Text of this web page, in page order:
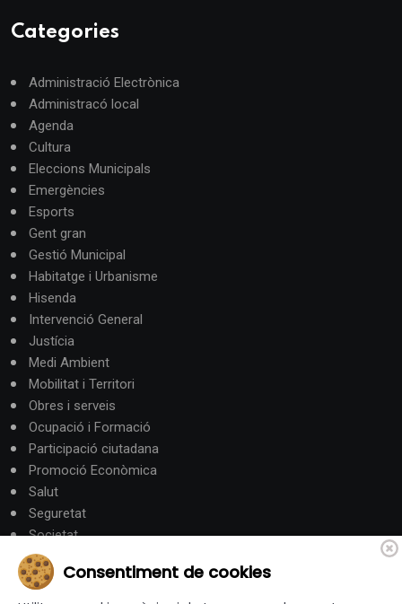
Categories
Administració Electrònica
Administracó local
Agenda
Cultura
Eleccions Municipals
Emergències
Esports
Gent gran
Gestió Municipal
Habitatge i Urbanisme
Hisenda
Intervenció General
Justícia
Medi Ambient
Mobilitat i Territori
Obres i serveis
Ocupació i Formació
Participació ciutadana
Promoció Econòmica
Salut
Seguretat
Societat
Turisme
Consentiment de cookies